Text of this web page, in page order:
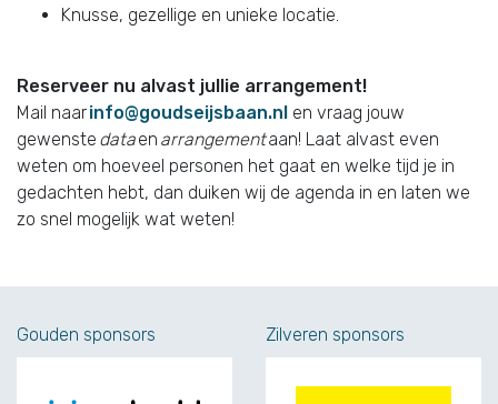
Knusse, gezellige en unieke locatie.
Reserveer nu alvast jullie arrangement!
Mail naarinfo@goudseijsbaan.nl en vraag jouw
gewenste dataen arrangementaan! Laat alvast even
weten om hoeveel personen het gaat en welke tijd je in
gedachten hebt, dan duiken wij de agenda in en laten we
zo snel mogelijk wat weten!
Gouden sponsors Zilveren sponsors